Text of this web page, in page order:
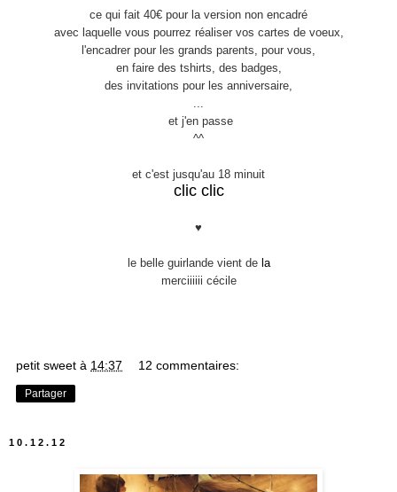
ce qui fait 40€ pour la version non encadré
avec laquelle vous pourrez réaliser vos cartes de voeux,
l'encadrer pour les grands parents, pour vous,
en faire des tshirts, des badges,
des invitations pour les anniversaire,
et j'en passe
^^
et c'est jusqu'au 18 minuit
clic clic
♥
le belle guirlande vient de la
merciiiiii cécile
petit sweet à 14:37 12 commentaires:
Partager
10.12.12